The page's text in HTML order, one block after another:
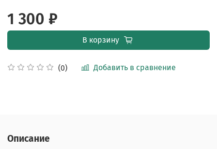
(0) Добавить в сравнение
1 300 ₽
В корзину
Описание